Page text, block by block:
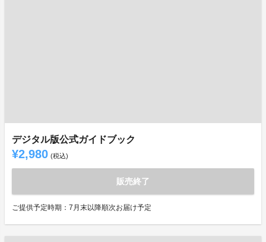
デジタル版公式ガイドブック
¥2,980 (税込)
販売終了
ご提供予定時期：7月末以降順次お届け予定